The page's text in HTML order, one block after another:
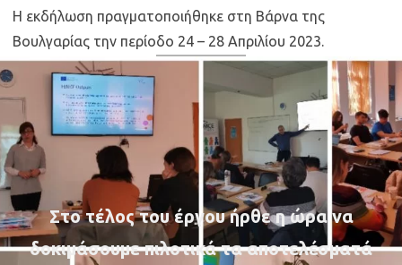
Η εκδήλωση πραγματοποιήθηκε στη Βάρνα της
Βουλγαρίας την περίοδο 24 – 28 Απριλίου 2023.
Στο τέλος του έργου ήρθε η ώρα να
δοκιμάσουμε πιλοτικά τα αποτελέσματά